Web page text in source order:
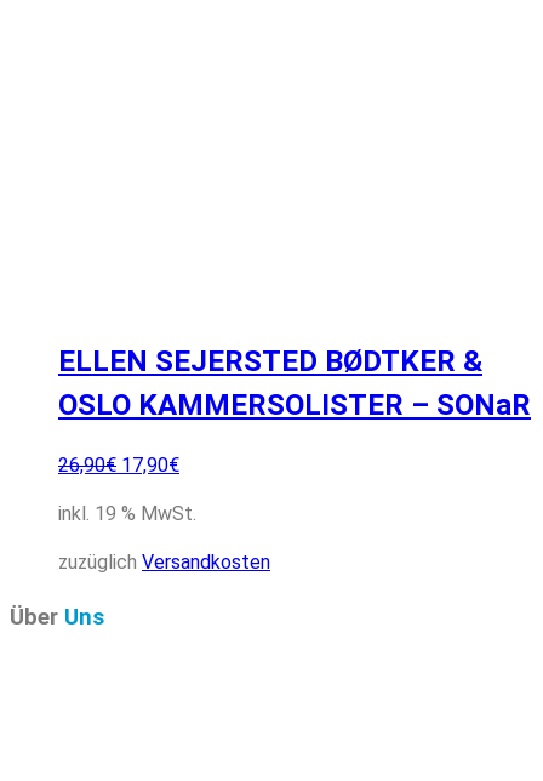
ELLEN SEJERSTED BØDTKER &
OSLO KAMMERSOLISTER – SONaR
26,90€ Ursprünglicher
war:
26,90€
17,90€Aktueller
ist:
17,90€.
inkl. 19 % MwSt.
zuzüglich Versandkosten
Über Uns